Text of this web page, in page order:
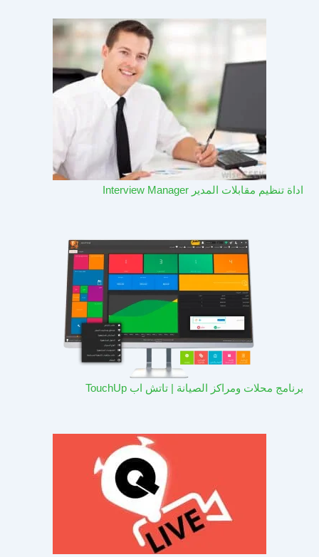
اداة تنظيم مقابلات المدير Interview Manager
برنامج محلات ومراكز الصيانة | تاتش اب TouchUp